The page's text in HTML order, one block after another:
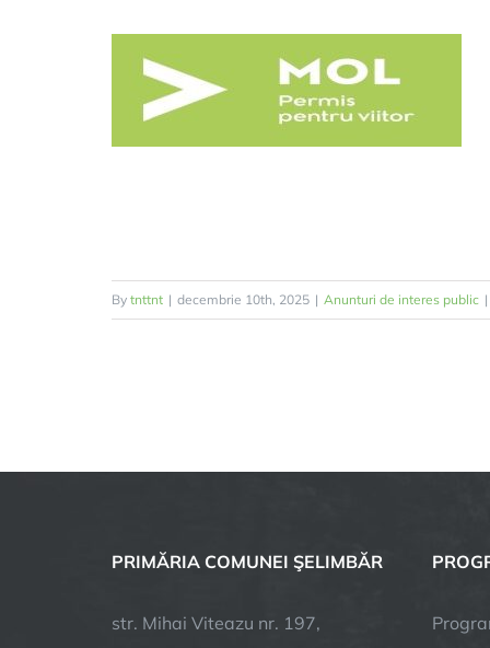
By tnttnt | decembrie 10th, 2025 | Anunturi de interes public |
PRIMĂRIA COMUNEI ŞELIMBĂR
str. Mihai Viteazu nr. 197,